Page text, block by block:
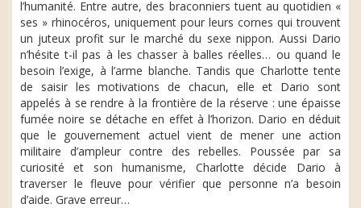
l’humanité. Entre autre, des braconniers tuent au quotidien «
ses » rhinocéros, uniquement pour leurs cornes qui trouvent
un juteux profit sur le marché du sexe nippon. Aussi Dario
n’hésite t-il pas à les chasser à balles réelles… ou quand le
besoin l’exige, à l’arme blanche. Tandis que Charlotte tente
de saisir les motivations de chacun, elle et Dario sont
appelés à se rendre à la frontière de la réserve : une épaisse
fumée noire se détache en effet à l’horizon. Dario en déduit
que le gouvernement actuel vient de mener une action
militaire d’ampleur contre des rebelles. Poussée par sa
curiosité et son humanisme, Charlotte décide Dario à
traverser le fleuve pour vérifier que personne n’a besoin
d’aide. Grave erreur…